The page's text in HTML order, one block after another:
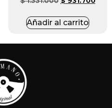
Añadir al carrito